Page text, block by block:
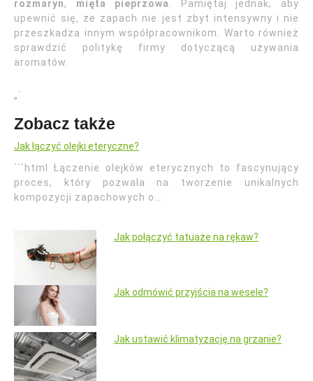
rozmaryn, mięta pieprzowa
. Pamiętaj jednak, aby
upewnić się, że zapach nie jest zbyt intensywny i nie
przeszkadza innym współpracownikom. Warto również
sprawdzić politykę firmy dotyczącą używania
aromatów.
„`
Zobacz także
Jak łączyć olejki eteryczne?
```html Łączenie olejków eterycznych to fascynujący
proces, który pozwala na tworzenie unikalnych
kompozycji zapachowych o…
Jak połączyć tatuaże na rękaw?
Jak odmówić przyjścia na wesele?
Jak ustawić klimatyzację na grzanie?